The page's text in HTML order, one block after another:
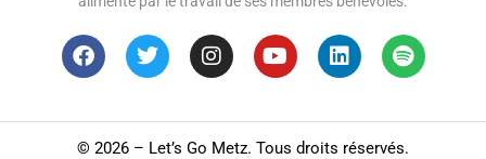
© 2026 – Let’s Go Metz. Tous droits réservés.